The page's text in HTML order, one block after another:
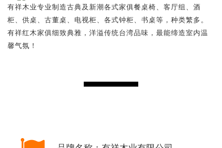
有祥木业专业制造古典及新潮各式家俱餐桌椅、客厅组、酒
柜、供桌、古董桌、电视柜、各式钟柜、书桌等，种类繁多。
有祥红木家俱细致典雅，洋溢传统台湾品味，最能缔造室内温
馨气氛！